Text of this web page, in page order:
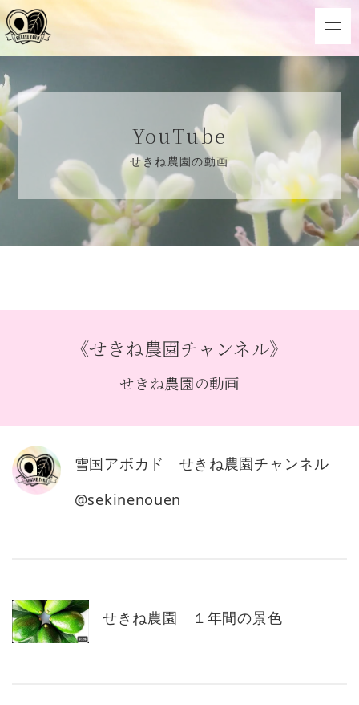
YouTube
せきね農園の動画
《せきね農園チャンネル》
せきね農園の動画
雪国アボカド せきね農園チャンネル
@sekinenouen
せきね農園 １年間の景色